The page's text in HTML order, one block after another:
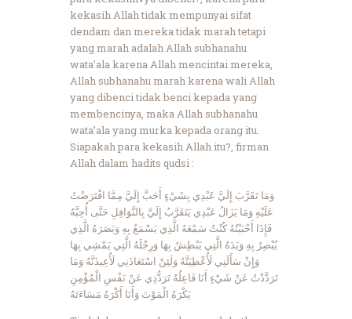
kekasih Allah tidak mempunyai sifat
dendam dan mereka tidak marah tetapi
yang marah adalah Allah subhanahu
wata’ala karena Allah mencintai mereka,
Allah subhanahu marah karena wali Allah
yang dibenci tidak benci kepada yang
membencinya, maka Allah subhanahu
wata’ala yang murka kepada orang itu.
Siapakah para kekasih Allah itu?, firman
Allah dalam hadits qudsi :
وَمَا تَقَرَّبَ إِلَيَّ عَبْدِي بِشَيْءٍ أَحَبَّ إِلَيَّ مِمَّا افْتَرَضْتُ
عَلَيْهِ وَمَا يَزَالُ عَبْدِي يَتَقَرَّبُ إِلَيَّ بِالنَّوَافِلِ حَتَّى أُحِبَّهُ
فَإِذَا أَحْبَبْتُهُ كُنْتُ سَمْعَهُ الَّذِي يَسْمَعُ بِهِ وَبَصَرَهُ الَّذِي
يُبْصِرُ بِهِ وَيَدَهُ الَّتِي يَبْطِشُ بِهَا وَرِجْلَهُ الَّتِي يَمْشِي بِهَا
وَإِنْ سَأَلَنِي لَأُعْطِيَنَّهُ وَلَئِنْ اسْتَعَاذَنِي لَأُعِيذَنَّهُ وَمَا
تَرَدَّدْتُ عَنْ شَيْءٍ أَنَا فَاعِلُهُ تَرَدُّدِي عَنْ نَفْسِ الْمُؤْمِنِ
يَكْرَهُ الْمَوْتَ وَأَنَا أَكْرَهُ مَسَاءَتَهُ